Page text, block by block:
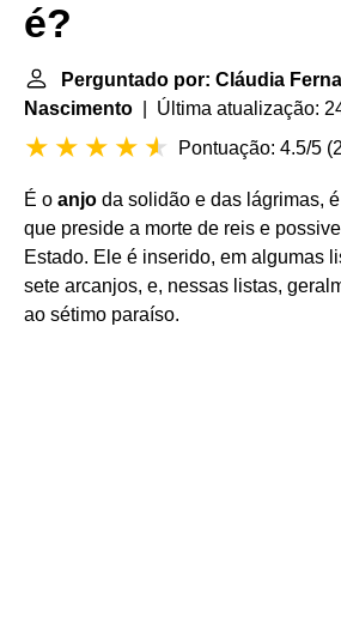
é?
Perguntado por: Cláudia
Nascimento | Última atualização:
Pontuação: 4.5/5 (
É o anjo da solidão e das lágrimas,
que preside a morte de reis e
Estado. Ele é inserido, em algumas
sete arcanjos, e, nessas listas,
ao sétimo paraíso.